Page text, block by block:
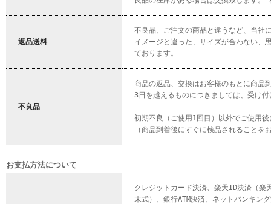
返品送料
不良品、ご注文の商品と違うなど、当社
イメージと違った、サイズが合わない、
ております。
不良品
商品の返品、交換はお客様のもとに商品
3日を越えるものにつきましては、受け
初期不良（ご使用1回目）以外でご使用
（商品到着後にすぐに検品されることを
お支払方法について
クレジットカード決済、楽天ID決済（楽
末式）、銀行ATM決済、ネットバンキン